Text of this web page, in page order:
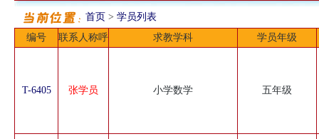
首页 > 学员列表
编号
联系人称呼 求教学科 学员年级
T-6405 张学员 小学数学 五年级